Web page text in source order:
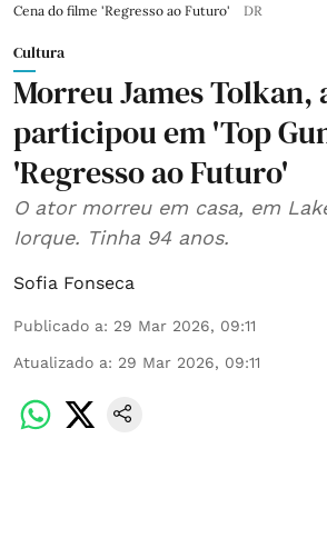
Cena do filme 'Regresso ao Futuro' DR
Cultura
Morreu James Tolkan,
participou em 'Top
'Regresso ao Futuro'
O ator morreu em casa, em
Iorque. Tinha 94 anos.
Sofia Fonseca
Publicado a: 29 Mar 2026, 09:11
Atualizado a: 29 Mar 2026, 09:11